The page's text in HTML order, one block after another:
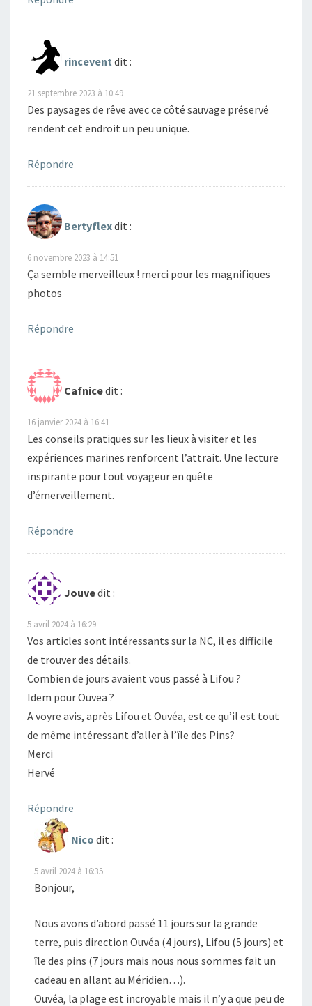
rincevent dit :
21 septembre 2023 à 10:49
Des paysages de rêve avec ce côté sauvage préservé
rendent cet endroit un peu unique.
Répondre
Bertyflexdit :
6 novembre 2023 à 14:51
Ça semble merveilleux ! merci pour les magnifiques
photos
Répondre
Cafnicedit :
16 janvier 2024 à 16:41
Les conseils pratiques sur les lieux à visiter et les
expériences marines renforcent l’attrait. Une lecture
inspirante pour tout voyageur en quête
d’émerveillement.
Répondre
Jouvedit :
5 avril 2024 à 16:29
Vos articles sont intéressants sur la NC, il es difficile
de trouver des détails.
Combien de jours avaient vous passé à Lifou ?
Idem pour Ouvea ?
A voyre avis, après Lifou et Ouvéa, est ce qu’il est tout
de même intéressant d’aller à l’île des Pins?
Merci
Hervé
Répondre
Nico dit :
5 avril 2024 à 16:35
Bonjour,
Nous avons d’abord passé 11 jours sur la grande
terre, puis direction Ouvéa (4 jours), Lifou (5 jours) et
île des pins (7 jours mais nous nous sommes fait un
cadeau en allant au Méridien…).
Ouvéa, la plage est incroyable mais il n’y a que peu de